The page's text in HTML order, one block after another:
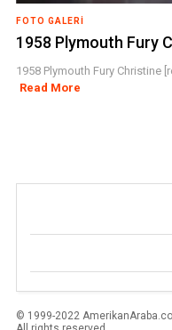
FOTO GALERI
1958 Plymouth Fury
1958 Plymouth Fury Christine
Read More
© 1999-2022